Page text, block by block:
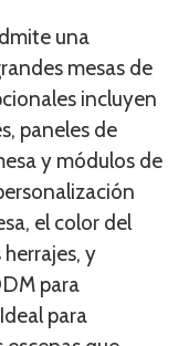
una
mesas de
incluyen
paneles de
y módulos de
el color del
y
para
para